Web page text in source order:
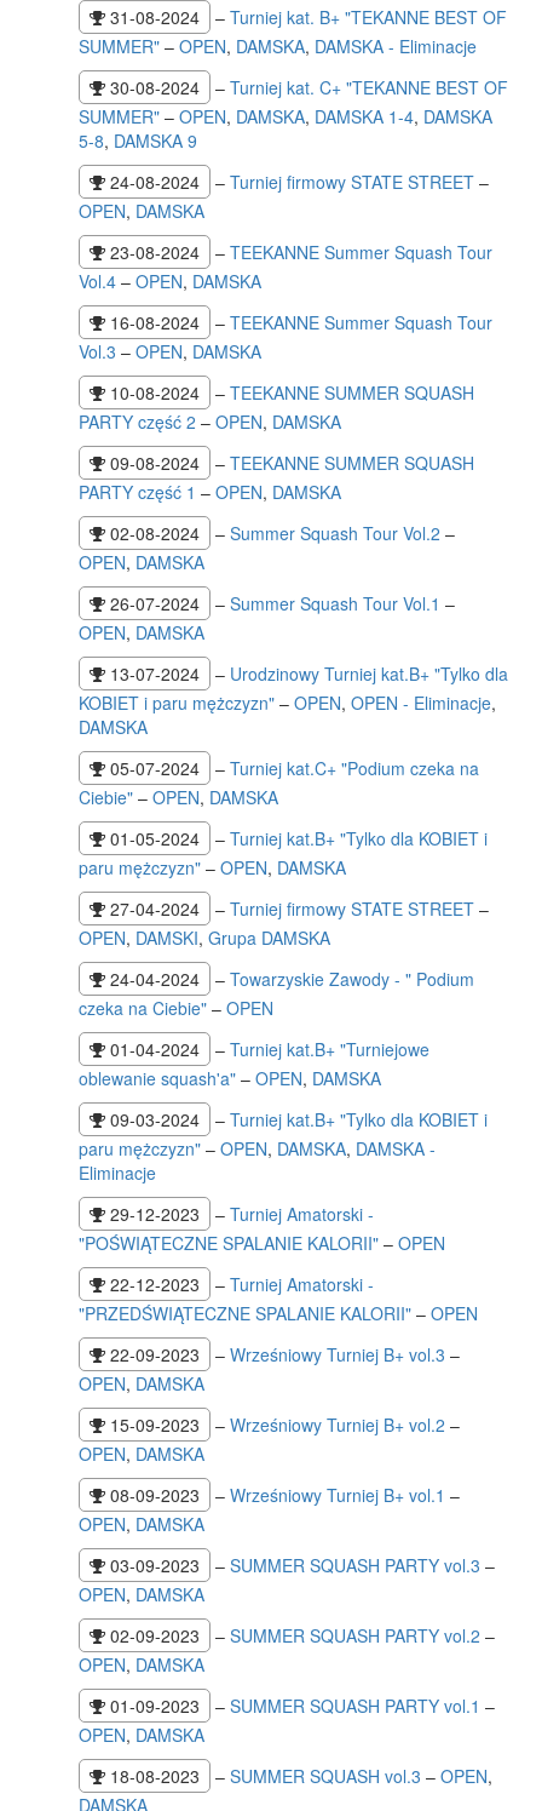
31-08-2024
– Turniej kat. B+ "TEKANNE BEST OF
SUMMER" – OPEN, DAMSKA, DAMSKA - Eliminacje
30-08-2024
– Turniej kat. C+ "TEKANNE BEST OF
SUMMER" – OPEN, DAMSKA, DAMSKA 1-4, DAMSKA
5-8, DAMSKA 9
24-08-2024
– Turniej firmowy STATE STREET –
OPEN, DAMSKA
23-08-2024
– TEEKANNE Summer Squash Tour
Vol.4 – OPEN, DAMSKA
16-08-2024
– TEEKANNE Summer Squash Tour
Vol.3 – OPEN, DAMSKA
10-08-2024
– TEEKANNE SUMMER SQUASH
PARTY część 2 – OPEN, DAMSKA
09-08-2024
– TEEKANNE SUMMER SQUASH
PARTY część 1 – OPEN, DAMSKA
02-08-2024
– Summer Squash Tour Vol.2 –
OPEN, DAMSKA
26-07-2024
– Summer Squash Tour Vol.1 –
OPEN, DAMSKA
13-07-2024
– Urodzinowy Turniej kat.B+ "Tylko dla
KOBIET i paru mężczyzn" – OPEN, OPEN - Eliminacje,
DAMSKA
05-07-2024
– Turniej kat.C+ "Podium czeka na
Ciebie" – OPEN, DAMSKA
01-05-2024
– Turniej kat.B+ "Tylko dla KOBIET i
paru mężczyzn" – OPEN, DAMSKA
27-04-2024
– Turniej firmowy STATE STREET –
OPEN, DAMSKI, Grupa DAMSKA
24-04-2024
– Towarzyskie Zawody - " Podium
czeka na Ciebie" – OPEN
01-04-2024
– Turniej kat.B+ "Turniejowe
oblewanie squash'a" – OPEN, DAMSKA
09-03-2024
– Turniej kat.B+ "Tylko dla KOBIET i
paru mężczyzn" – OPEN, DAMSKA, DAMSKA -
Eliminacje
29-12-2023
– Turniej Amatorski -
"POŚWIĄTECZNE SPALANIE KALORII" – OPEN
22-12-2023
– Turniej Amatorski -
"PRZEDŚWIĄTECZNE SPALANIE KALORII" – OPEN
22-09-2023
– Wrześniowy Turniej B+ vol.3 –
OPEN, DAMSKA
15-09-2023
– Wrześniowy Turniej B+ vol.2 –
OPEN, DAMSKA
08-09-2023
– Wrześniowy Turniej B+ vol.1 –
OPEN, DAMSKA
03-09-2023
– SUMMER SQUASH PARTY vol.3 –
OPEN, DAMSKA
02-09-2023
– SUMMER SQUASH PARTY vol.2 –
OPEN, DAMSKA
01-09-2023
– SUMMER SQUASH PARTY vol.1 –
OPEN, DAMSKA
18-08-2023
– SUMMER SQUASH vol.3 – OPEN,
DAMSKA